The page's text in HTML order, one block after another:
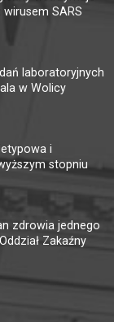
SARS
laboratoryjnych
w Wolicy
i
stopniu
zdrowia jednego
Zakaźny